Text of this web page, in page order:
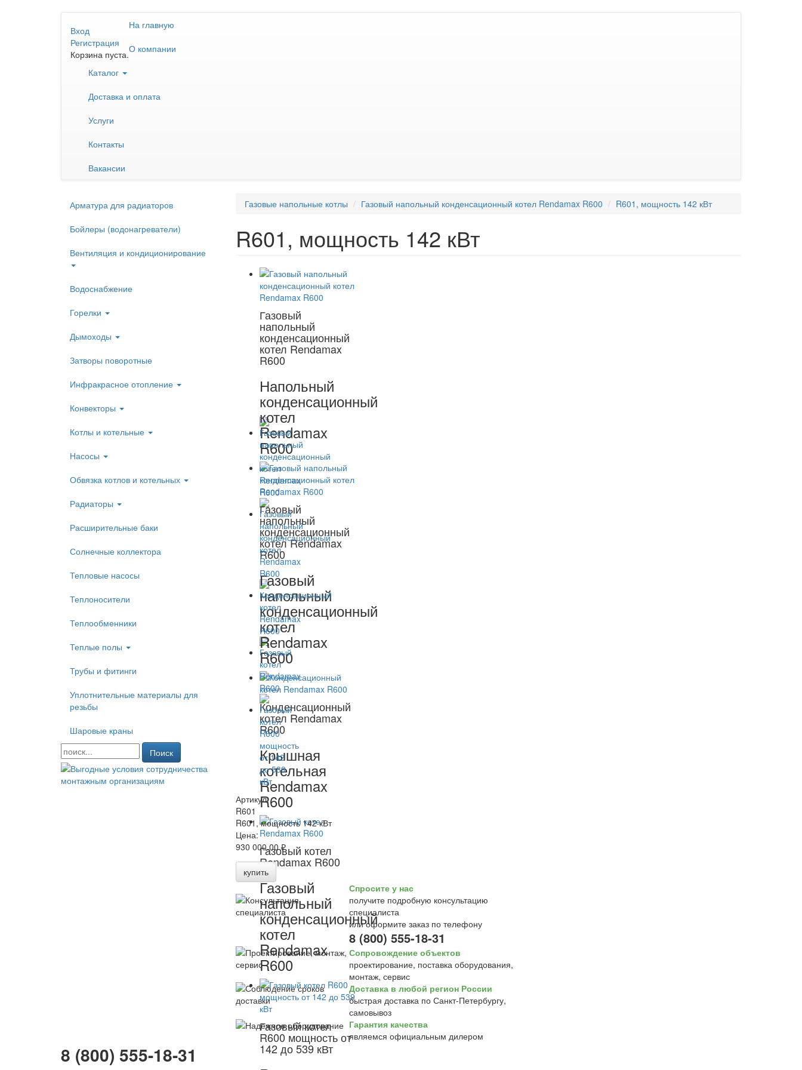
Вход
Регистрация
Корзина пуста.
На главную
О компании
Каталог
Доставка и оплата
Услуги
Контакты
Вакансии
Арматура для радиаторов
Бойлеры (водонагреватели)
Вентиляция и кондиционирование
Водоснабжение
Горелки
Дымоходы
Затворы поворотные
Инфракрасное отопление
Конвекторы
Котлы и котельные
Насосы
Обвязка котлов и котельных
Радиаторы
Расширительные баки
Солнечные коллектора
Тепловые насосы
Теплоносители
Теплообменники
Теплые полы
Трубы и фитинги
Уплотнительные материалы для
резьбы
Шаровые краны
Поиск
Газовые напольные котлы Газовый напольный конденсационный котел Rendamax R600 R601, мощность 142 кВт
R601, мощность 142 кВт
Газовый
напольный
конденсационный
котел Rendamax
R600
Напольный
конденсационный
котел
Rendamax
R600
Газовый
напольный
конденсационный
котел Rendamax
R600
Газовый
напольный
конденсационный
котел
Rendamax
R600
Конденсационный
котел Rendamax
R600
Крышная
котельная
Rendamax
R600
Газовый котел
Rendamax R600
Газовый
напольный
конденсационный
котел
Rendamax
R600
Газовый котел
R600 мощность от
142 до 539 кВт
Артикул:
R601
R601, мощность 142 кВт
Цена:
930 000,00 ₽
купить
Спросите у нас
получите подробную консультацию
специалиста
или оформите заказ по телефону
8 (800) 555-18-31
Сопровождение объектов
проектирование, поставка оборудования,
монтаж, сервис
Доставка в любой регион России
быстрая доставка по Санкт-Петербургу,
самовывоз
Гарантия качества
являемся официальным дилером
8 (800) 555-18-31